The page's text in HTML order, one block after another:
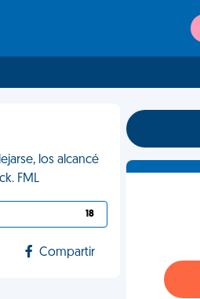
los alcancé
FML
18
Compartir